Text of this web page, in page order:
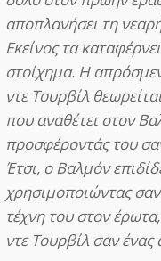
αποπλανήσει τη
Εκείνος τα
στοίχημα. Η
ντε Τουρβίλ
που αναθέτει στον
προσφέροντάς του
Έτσι, ο Βαλμόν
χρησιμοποιώντας
τέχνη του στον
ντε Τουρβίλ σαν ένας